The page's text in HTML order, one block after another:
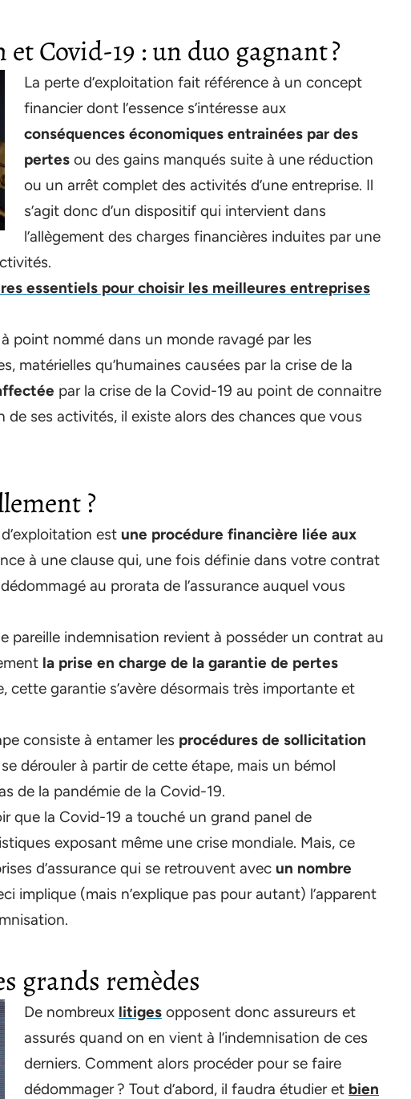
Covid-19 : un duo gagnant ?
La perte d’exploitation fait référence à un concept
financier dont l’essence s’intéresse aux
conséquences économiques entrainées par des
pertes ou des gains manqués suite à une réduction
ou un arrêt complet des activités d’une entreprise. Il
s’agit donc d’un dispositif qui intervient dans
l’allègement des charges financières induites par une
essentiels pour choisir les meilleures entreprises
point nommé dans un monde ravagé par les
matérielles qu’humaines causées par la crise de la
par la crise de la Covid-19 au point de connaitre
ses activités, il existe alors des chances que vous
?
est une procédure financière liée aux
à une clause qui, une fois définie dans votre contrat
au prorata de l’assurance auquel vous
pareille indemnisation revient à posséder un contrat au
la prise en charge de la garantie de pertes
cette garantie s’avère désormais très importante et
consiste à entamer les procédures de sollicitation
dérouler à partir de cette étape, mais un bémol
de la pandémie de la Covid-19.
que la Covid-19 a touché un grand panel de
exposant même une crise mondiale. Mais, ce
d’assurance qui se retrouvent avec un nombre
implique (mais n’explique pas pour autant) l’apparent
grands remèdes
De nombreux litiges opposent donc assureurs et
assurés quand on en vient à l’indemnisation de ces
derniers. Comment alors procéder pour se faire
dédommager ? Tout d’abord, il faudra étudier et bien